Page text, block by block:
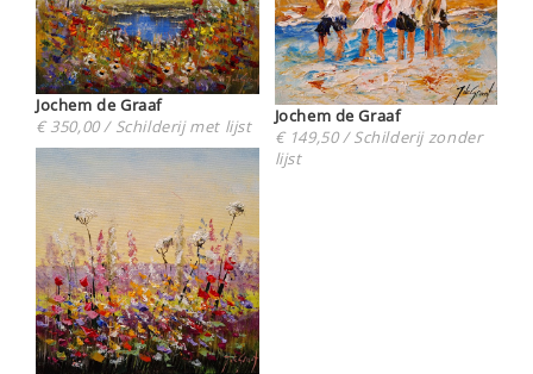
Jochem de Graaf
€ 350,00 / Schilderij met lijst
Jochem de Graaf
€ 149,50 / Schilderij zonder
lijst